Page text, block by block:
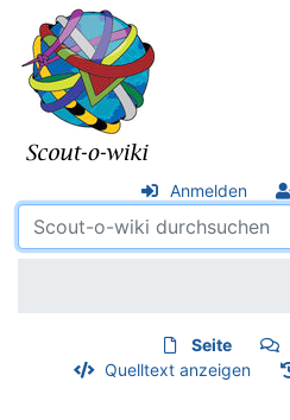
Anmelden
Seite
Quelltext anzeigen